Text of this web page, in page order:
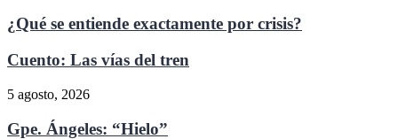
¿Qué se entiende exactamente por crisis?
Cuento: Las vías del tren
5 agosto, 2026
Gpe. Ángeles: “Hielo”